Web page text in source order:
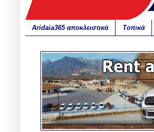
Aridaia365 αποκλειστικά Τοπικά